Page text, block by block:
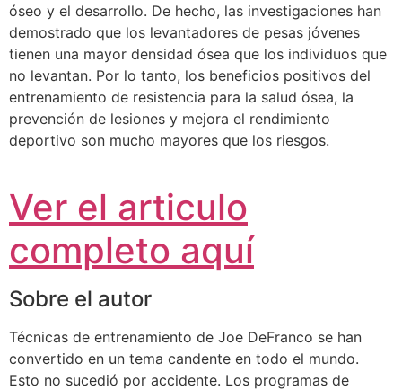
óseo y el desarrollo. De hecho, las investigaciones han
demostrado que los levantadores de pesas jóvenes
tienen una mayor densidad ósea que los individuos que
no levantan. Por lo tanto, los beneficios positivos del
entrenamiento de resistencia para la salud ósea, la
prevención de lesiones y mejora el rendimiento
deportivo son mucho mayores que los riesgos.
Ver el articulo
completo aquí
Sobre el autor
Técnicas de entrenamiento de Joe DeFranco se han
convertido en un tema candente en todo el mundo.
Esto no sucedió por accidente. Los programas de